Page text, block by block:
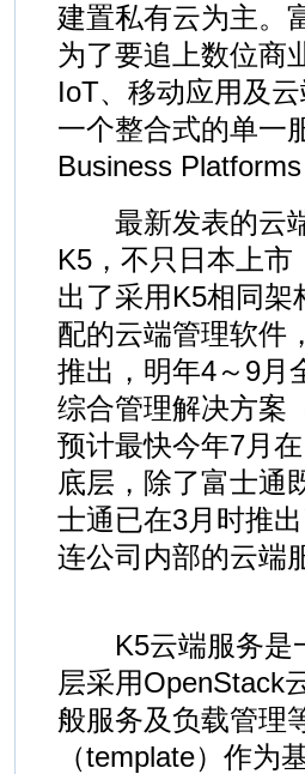
建置私有云为主。
为了要追上数位商
IoT、移动应用及
一个整合式的单一
Business
最新发表的云端
K5，不只日本上
出了采用K5相同架
配的云端管理软件
推出，明年4～9月
综合管理解决方案
预计最快今年7月
底层，除了富士通
士通已在3月时推
连公司内部的云端
K5云端服务是一
层采用OpenStack
般服务及负载管理
（template）作为